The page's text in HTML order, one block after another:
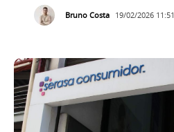
Bruno Costa 19/02/2026 11:51